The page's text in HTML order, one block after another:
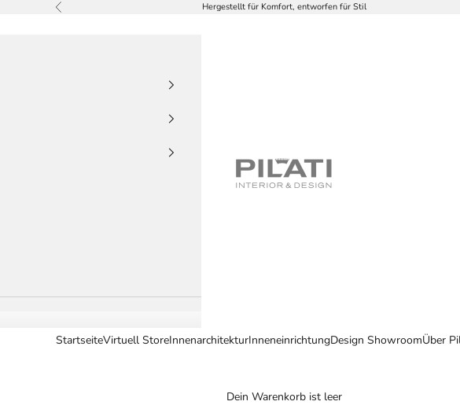
Zurück Hergestellt für Komfort, entworfen für Stil
PILATI
StartseiteVirtuell StoreInnenarchitekturInneneinrichtungDesign ShowroomÜber
Dein Warenkorb ist leer